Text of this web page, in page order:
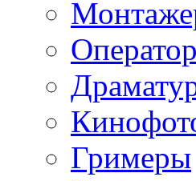
Гримеры